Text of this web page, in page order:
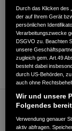
WEBSITE
Verkauf /
Durch das Klicken des
der auf Ihrem Gerät
persönlichen
Verarbeitungszwecke
DSGVO zu. Beachten
unsere
zugleich gem. Art.49
besteht dabei
durch US-Behörden,
auch ohne
Wir und unsere
Folgendes
Verwendung genauer
aktiv abfragen.